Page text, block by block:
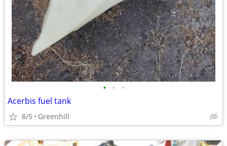
• • •
Acerbis fuel tank
8/5 Greenhill